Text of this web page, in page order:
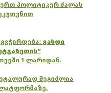
პოლიტიკურ ძალას
გახდი
1 ლარიდან.
შეგიძლია